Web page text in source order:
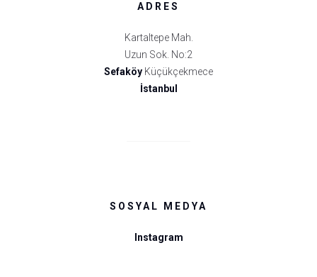
ADRES
Kartaltepe Mah.
Uzun Sok. No:2
Sefaköy Küçükçekmece
İstanbul
SOSYAL MEDYA
Instagram